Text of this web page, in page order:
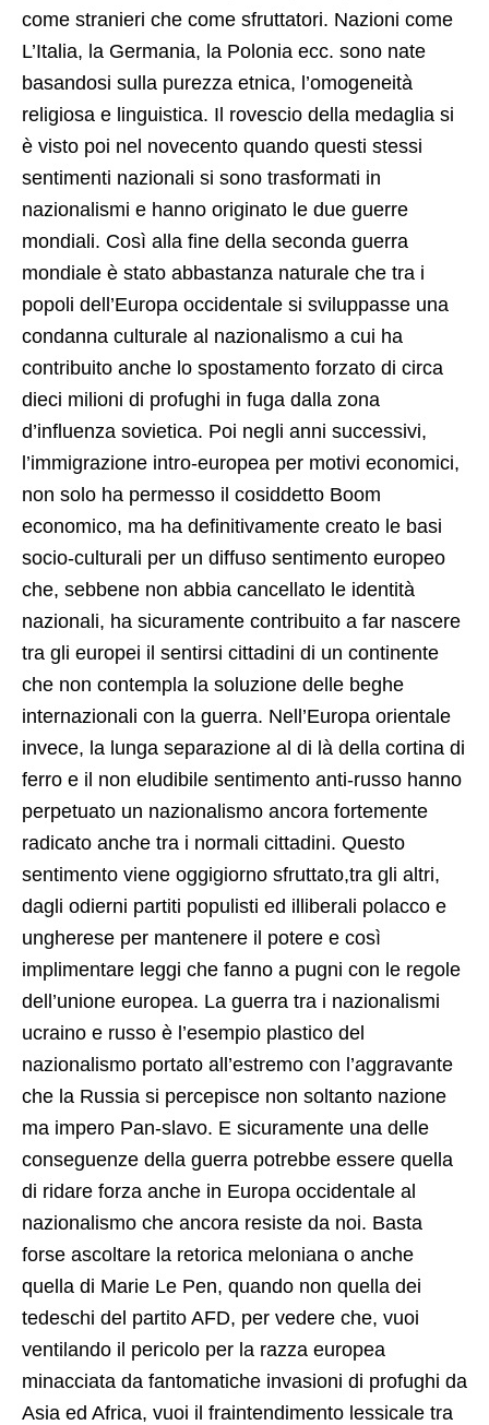
come stranieri che come sfruttatori. Nazioni come
L’Italia, la Germania, la Polonia ecc. sono nate
basandosi sulla purezza etnica, l’omogeneità
religiosa e linguistica. Il rovescio della medaglia si
è visto poi nel novecento quando questi stessi
sentimenti nazionali si sono trasformati in
nazionalismi e hanno originato le due guerre
mondiali. Così alla fine della seconda guerra
mondiale è stato abbastanza naturale che tra i
popoli dell’Europa occidentale si sviluppasse una
condanna culturale al nazionalismo a cui ha
contribuito anche lo spostamento forzato di circa
dieci milioni di profughi in fuga dalla zona
d’influenza sovietica. Poi negli anni successivi,
l’immigrazione intro-europea per motivi economici,
non solo ha permesso il cosiddetto Boom
economico, ma ha definitivamente creato le basi
socio-culturali per un diffuso sentimento europeo
che, sebbene non abbia cancellato le identità
nazionali, ha sicuramente contribuito a far nascere
tra gli europei il sentirsi cittadini di un continente
che non contempla la soluzione delle beghe
internazionali con la guerra. Nell’Europa orientale
invece, la lunga separazione al di là della cortina di
ferro e il non eludibile sentimento anti-russo hanno
perpetuato un nazionalismo ancora fortemente
radicato anche tra i normali cittadini. Questo
sentimento viene oggigiorno sfruttato,tra gli altri,
dagli odierni partiti populisti ed illiberali polacco e
ungherese per mantenere il potere e così
implimentare leggi che fanno a pugni con le regole
dell’unione europea. La guerra tra i nazionalismi
ucraino e russo è l’esempio plastico del
nazionalismo portato all’estremo con l’aggravante
che la Russia si percepisce non soltanto nazione
ma impero Pan-slavo. E sicuramente una delle
conseguenze della guerra potrebbe essere quella
di ridare forza anche in Europa occidentale al
nazionalismo che ancora resiste da noi. Basta
forse ascoltare la retorica meloniana o anche
quella di Marie Le Pen, quando non quella dei
tedeschi del partito AFD, per vedere che, vuoi
ventilando il pericolo per la razza europea
minacciata da fantomatiche invasioni di profughi da
Asia ed Africa, vuoi il fraintendimento lessicale tra